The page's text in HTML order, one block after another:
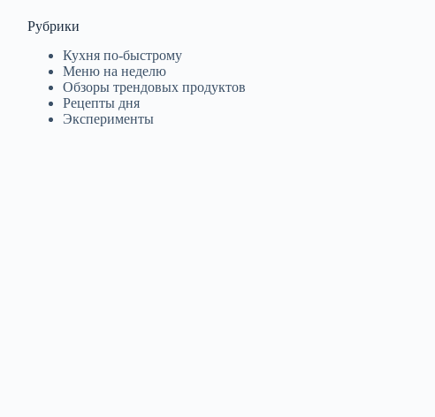
Рубрики
Кухня по-быстрому
Меню на неделю
Обзоры трендовых продуктов
Рецепты дня
Эксперименты